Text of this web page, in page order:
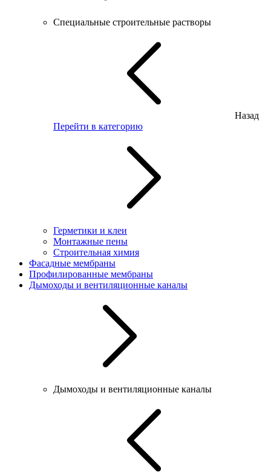
Специальные строительные растворы
Назад
Перейти в категорию
Герметики и клеи
Монтажные пены
Строительная химия
Фасадные мембраны
Профилированные мембраны
Дымоходы и вентиляционные каналы
Дымоходы и вентиляционные каналы